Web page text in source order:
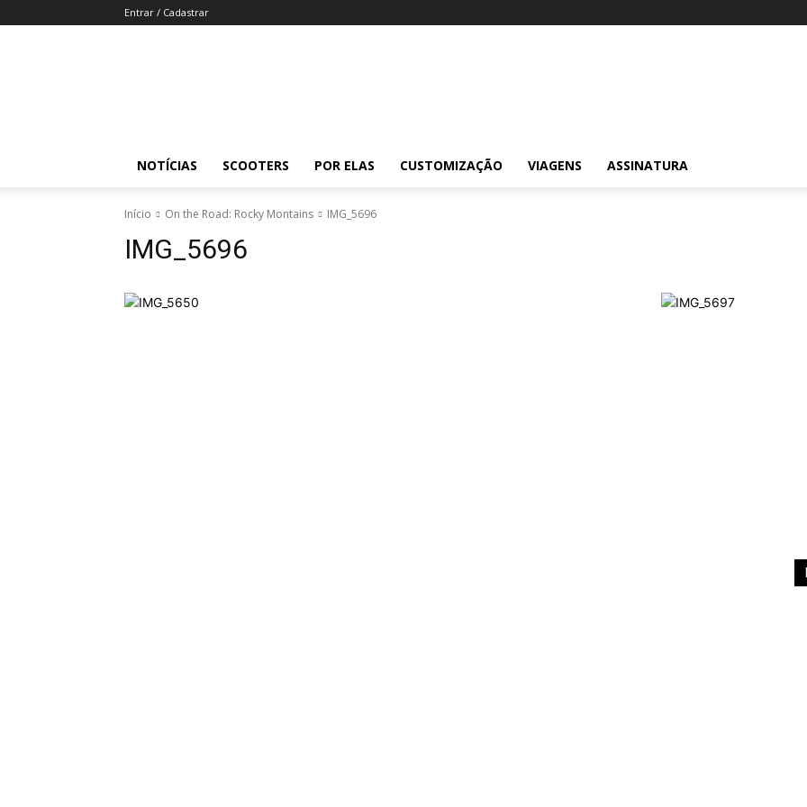
Entrar / Cadastrar
NOTÍCIAS SCOOTERS POR ELAS CUSTOMIZAÇÃO VIAGENS ASSINATURA
Início On the Road: Rocky Montains IMG_5696
IMG_5696